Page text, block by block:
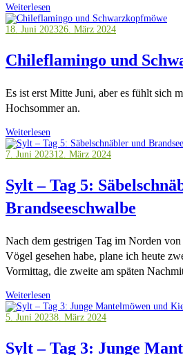
Weiterlesen
18. Juni 202326. März 2024
Chileflamingo und
Es ist erst Mitte Juni, aber es fühlt sich
Hochsommer an.
Weiterlesen
7. Juni 202312. März 2024
Sylt – Tag 5:
Brandseeschwalbe
Nach dem gestrigen Tag im Norden
Vögel gesehen habe, plane ich heute
Vormittag, die zweite am späten
Weiterlesen
5. Juni 20238. März 2024
Sylt – Tag 3: Junge